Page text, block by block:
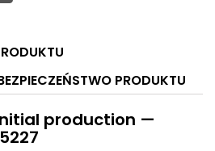
PRODUKTU
production —